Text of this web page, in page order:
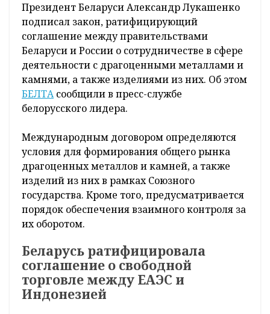
Президент Беларуси Александр Лукашенко
подписал закон, ратифицирующий
соглашение между правительствами
Беларуси и России о сотрудничестве в сфере
деятельности с драгоценными металлами и
камнями, а также изделиями из них. Об этом
БЕЛТАсообщили в пресс-службе
белорусского лидера.
Международным договором определяются
условия для формирования общего рынка
драгоценных металлов и камней, а также
изделий из них в рамках Союзного
государства. Кроме того, предусматривается
порядок обеспечения взаимного контроля за
их оборотом.
Беларусь ратифицировала
соглашение о свободной
торговле между ЕАЭС и
Индонезией